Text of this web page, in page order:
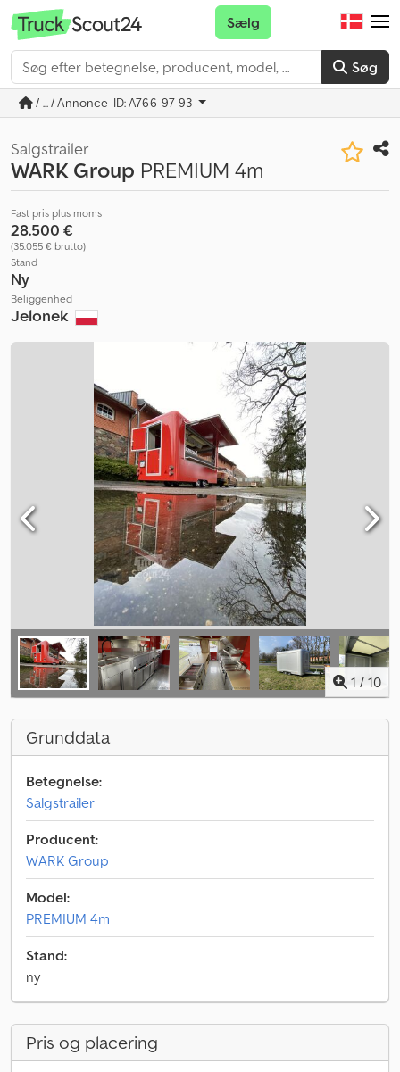
Søg
Sælg
/ ... / Annonce-ID: A766-97-93
Salgstrailer
WARK Group PREMIUM 4m
Fast pris plus moms
28.500 €
(35.055 € brutto)
Stand
Ny
Beliggenhed
Jelonek
1 / 10
Grunddata
Betegnelse:
Salgstrailer
Producent:
WARK Group
Model:
PREMIUM 4m
Stand:
ny
Pris og placering